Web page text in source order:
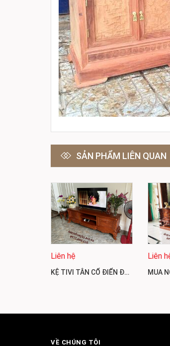
SẢN PHẨM LIÊN QUAN
Liên hệ
KỆ TIVI TÂN CỔ ĐIỂN ĐẸP | NỘI THẤT PHÚ HẢI KTV205
Liên
VỀ CHÚNG TÔI